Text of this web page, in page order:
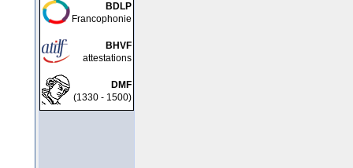
BDLP
Francophonie
BHVF
attestations
DMF
(1330 - 1500)